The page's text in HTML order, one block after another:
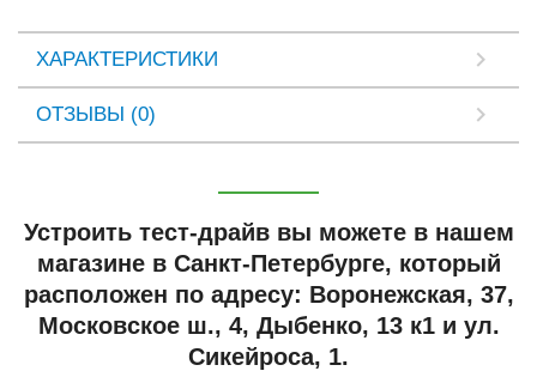
ХАРАКТЕРИСТИКИ
ОТЗЫВЫ (0)
Устроить тест-драйв вы можете в нашем
магазине в Санкт-Петербурге, который
расположен по адресу: Воронежская, 37,
Московское ш., 4, Дыбенко, 13 к1 и ул.
Сикейроса, 1.